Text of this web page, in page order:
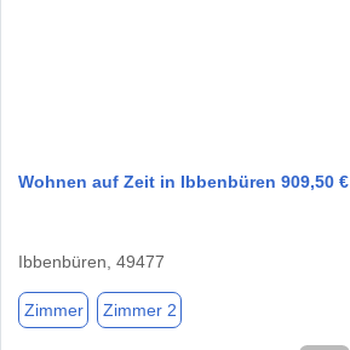
Wohnen auf Zeit in Ibbenbüren 909,50 €
Ibbenbüren, 49477
Zimmer Zimmer 2